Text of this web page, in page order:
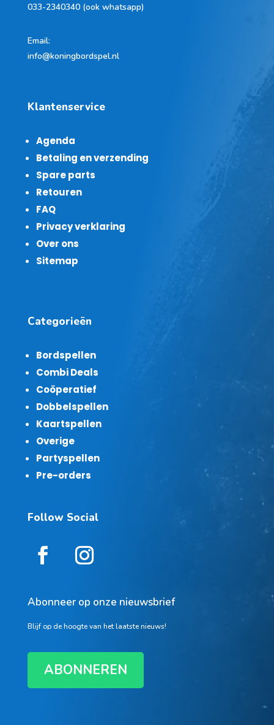
033-2340340 (ook whatsapp)
Email:
info@koningbordspel.nl
Klantenservice
Agenda
Betaling en verzending
Spare parts
Retouren
FAQ
Privacy verklaring
Over ons
Sitemap
Categorieën
Bordspellen
Combi Deals
Coöperatief
Dobbelspellen
Kaartspellen
Overige
Partyspellen
Pre-orders
Follow Social
Abonneer op onze nieuwsbrief
Blijf op de hoogte van het laatste nieuws!
ABONNEREN